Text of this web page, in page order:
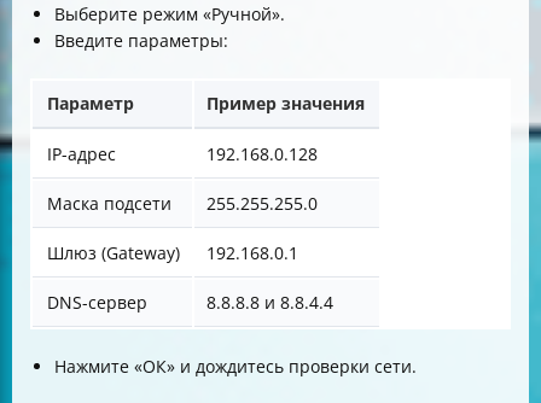
Выберите режим «Ручной».
Введите параметры:
Параметр Пример значения
IP-адрес 192.168.0.128
Маска подсети 255.255.255.0
Шлюз (Gateway) 192.168.0.1
DNS-сервер 8.8.8.8 и 8.8.4.4
Нажмите «ОК» и дождитесь проверки сети.